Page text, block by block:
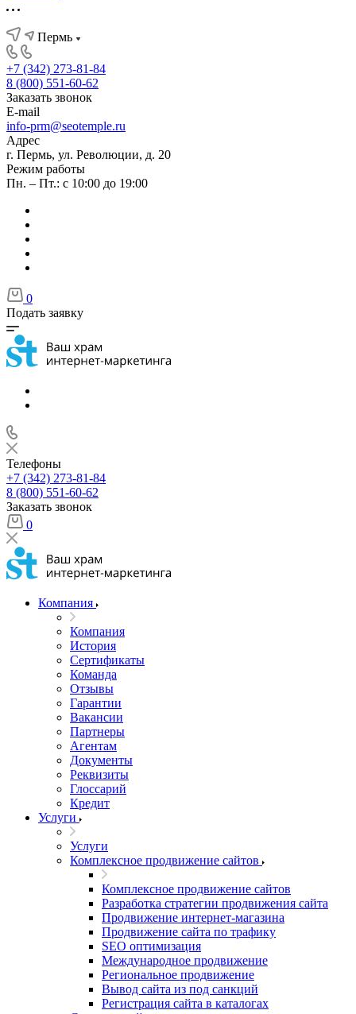
Пермь
+7 (342) 273-81-84
8 (800) 551-60-62
Заказать звонок
E-mail
info-prm@seotemple.ru
Адрес
г. Пермь, ул. Революции, д. 20
Режим работы
Пн. – Пт.: с 10:00 до 19:00
0
Подать заявку
Телефоны
+7 (342) 273-81-84
8 (800) 551-60-62
Заказать звонок
0
Компания
Компания
История
Сертификаты
Команда
Отзывы
Гарантии
Вакансии
Партнеры
Агентам
Документы
Реквизиты
Глоссарий
Кредит
Услуги
Услуги
Комплексное продвижение сайтов
Комплексное продвижение сайтов
Разработка стратегии продвижения сайта
Продвижение интернет-магазина
Продвижение сайта по трафику
SEO оптимизация
Международное продвижение
Региональное продвижение
Вывод сайта из под санкций
Регистрация сайта в каталогах